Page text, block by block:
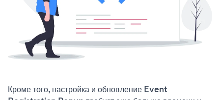
Кроме того, настройка и обновление Event